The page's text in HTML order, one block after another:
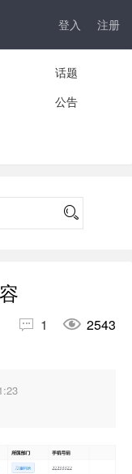
登入 注册
话题
公告
 1  2543